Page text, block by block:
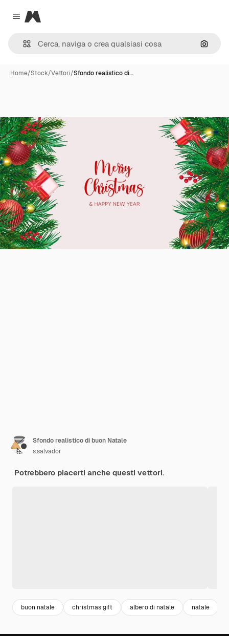
Close menu
Magnific
Cerca
Home/Stock/Vettori/Sfondo realistico di…
Sfondo realistico di buon Natale
s.salvador
Potrebbero piacerti anche questi vettori.
buon natale christmas gift albero di natale natale